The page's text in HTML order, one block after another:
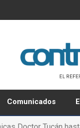
Comunicados